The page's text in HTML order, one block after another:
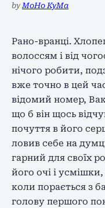
by МоНо КуМа
Рано-вранці.
волоссям і від
нічого робити,
вже точно в цей
відомий номер,
що б він щось
почуття в його
ловив себе на
гарний для своїх
його очі і
коли порається з
голову першого